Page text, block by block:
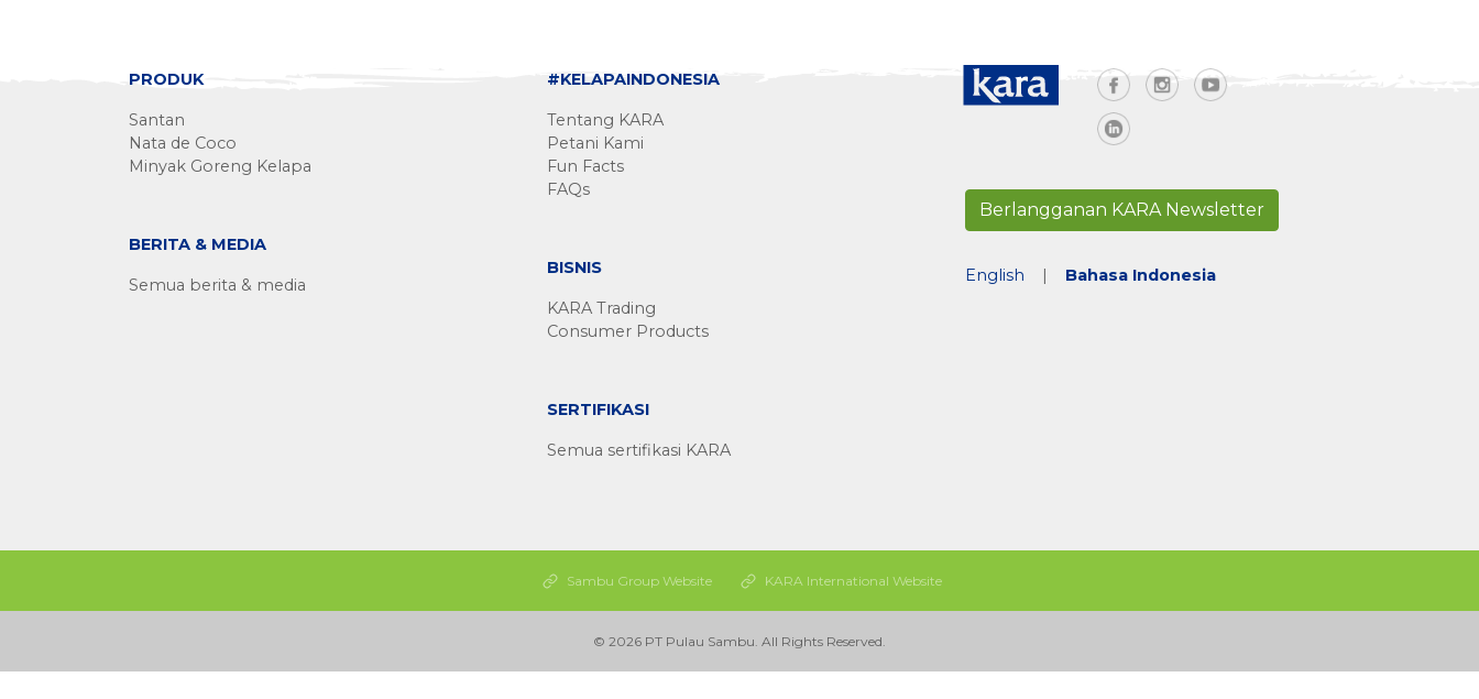
PRODUK
Santan
Nata de Coco
Minyak Goreng Kelapa
BERITA & MEDIA
Semua berita & media
#KELAPAINDONESIA
Tentang KARA
Petani Kami
Fun Facts
FAQs
BISNIS
KARA Trading
Consumer Products
SERTIFIKASI
Semua sertifikasi KARA
Berlangganan KARA Newsletter
English | Bahasa Indonesia
Sambu Group Website KARA International Website
© 2026 PT Pulau Sambu. All Rights Reserved.